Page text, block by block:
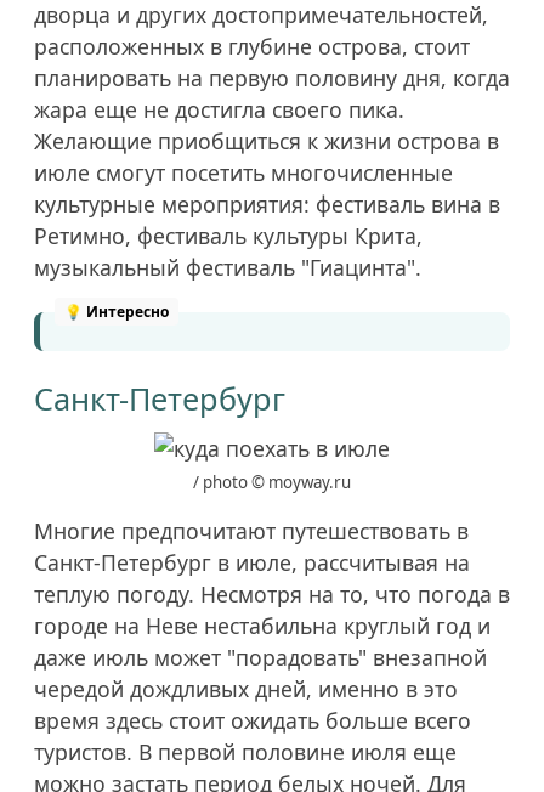
дворца и других достопримечательностей,
расположенных в глубине острова, стоит
планировать на первую половину дня, когда
жара еще не достигла своего пика.
Желающие приобщиться к жизни острова в
июле смогут посетить многочисленные
культурные мероприятия: фестиваль вина в
Ретимно, фестиваль культуры Крита,
музыкальный фестиваль "Гиацинта".
Санкт-Петербург
/ photo © moyway.ru
Многие предпочитают путешествовать в
Санкт-Петербург в июле, рассчитывая на
теплую погоду. Несмотря на то, что погода в
городе на Неве нестабильна круглый год и
даже июль может "порадовать" внезапной
чередой дождливых дней, именно в это
время здесь стоит ожидать больше всего
туристов. В первой половине июля еще
можно застать период белых ночей. Для